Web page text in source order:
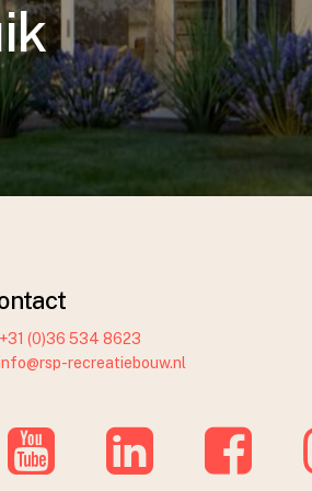
(0)36 534 8623
recreatiebouw.nl